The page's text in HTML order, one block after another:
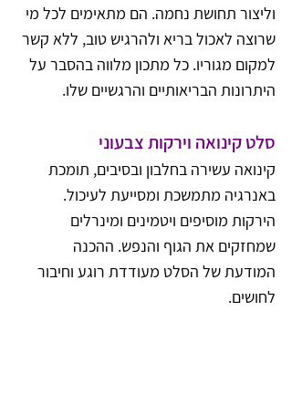
וליצור תחושת נחמה. הם מתאימים לכל מי
שרוצה לאכול בריא ולהרגיש טוב, ללא קשר
למקום מגוריו. כל מתכון מלווה בהסבר על
היתרונות הבריאותיים והרגשיים שלו.
סלט קינואה וירקות צבעוני
קינואה עשירה בחלבון ובסיבים, תומכת
באנרגיה מתמשכת ומסייעת לעיכול.
הירקות מוסיפים ויטמינים ומינרלים
שמחזקים את הגוף והנפש. ההכנה
המודעת של הסלט מעודדת רוגע וחיבור
לחושים.